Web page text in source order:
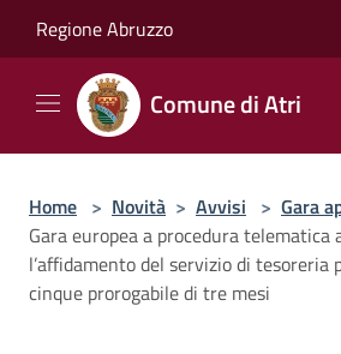
Regione Abruzzo
Comune di Atri
Home > Novità > Avvisi > Gara
Gara europea a procedura telematica
l’affidamento del servizio di tesoreria
cinque prorogabile di tre mesi